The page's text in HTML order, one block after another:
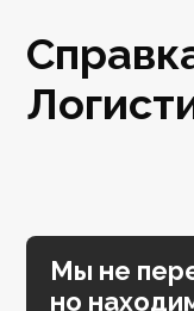
Мы не
но